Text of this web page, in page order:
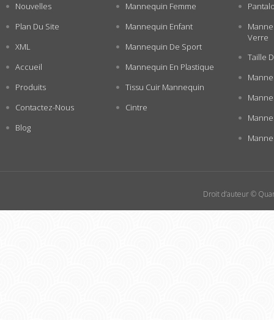
Nouvelles
Plan Du Site
XML
Accueil
Produits
Contactez-Nous
Blog
Mannequin Femme
Mannequin Enfant
Mannequin De Sport
Mannequin En Plastique
Tissu Cuir Mannequin
Cintre
Verre
Taille
Droit d’auteur ©